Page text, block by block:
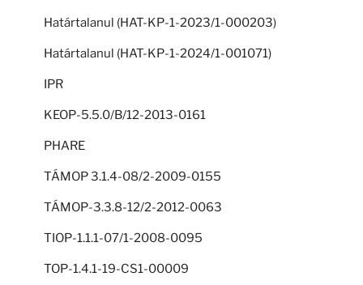
Határtalanul (HAT-KP-1-2023/1-000203)
Határtalanul (HAT-KP-1-2024/1-001071)
IPR
KEOP-5.5.0/B/12-2013-0161
PHARE
TÁMOP 3.1.4-08/2-2009-0155
TÁMOP-3.3.8-12/2-2012-0063
TIOP-1.1.1-07/1-2008-0095
TOP-1.4.1-19-CS1-00009